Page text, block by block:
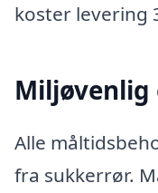
koster levering
Miljøvenlig
Alle
fra sukkerrør.